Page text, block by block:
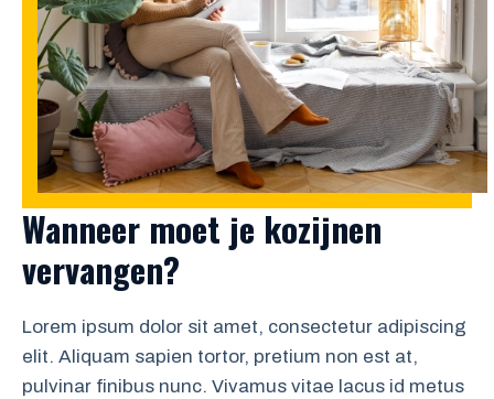
Wanneer moet je kozijnen
vervangen?
Lorem ipsum dolor sit amet, consectetur adipiscing
elit. Aliquam sapien tortor, pretium non est at,
pulvinar finibus nunc. Vivamus vitae lacus id metus